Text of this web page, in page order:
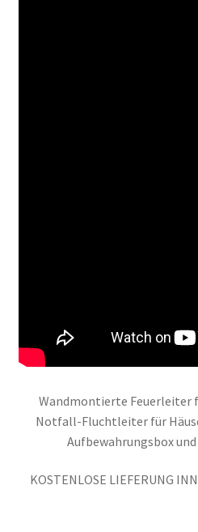
Wandmontierte Feuerleiter
Notfall-Fluchtleiter für
Aufbewahrungsbox
KOSTENLOSE LIEFERUNG